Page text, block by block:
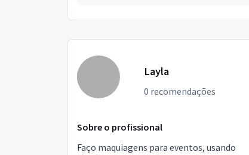
Layla
0 recomendações
Sobre o profissional
Faço maquiagens para eventos, usando